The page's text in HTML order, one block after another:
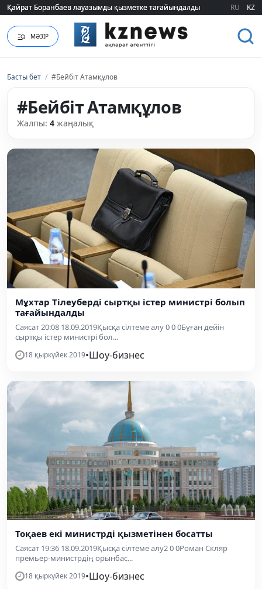
Қайрат Боранбаев лауазымды қызметке тағайындалды
Қайрат Боранбаев лауазымды қызметке тағайындалды RU KZ
МӘЗІР
Басты бет / #Бейбіт Атамқұлов
#Бейбіт Атамқұлов
Жалпы: 4 жаңалық
Мұхтар Тілеуберді cыртқы істер министрі болып
тағайындалды
Саясат 20:08 18.09.2019Қысқа сілтеме алу 0 0 0Бұған дейін
сыртқы істер министрі бол...
18 қыркүйек 2019•Шоу-бизнес
Тоқаев екі министрді қызметінен босатты
Саясат 19:36 18.09.2019Қысқа сілтеме алу2 0 0Роман Скляр
премьер-министрдің орынбас...
18 қыркүйек 2019•Шоу-бизнес